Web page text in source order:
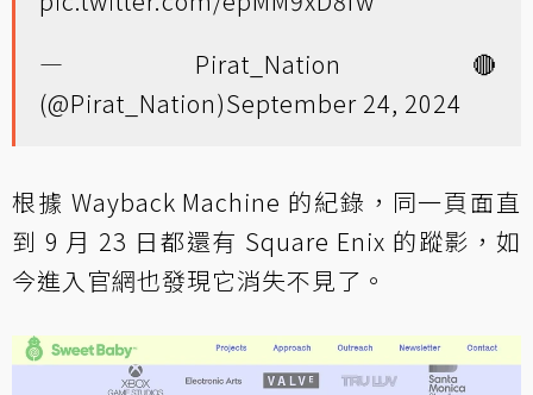
— Pirat_Nation 🔴
(@Pirat_Nation)September 24, 2024
根據 Wayback Machine 的紀錄，同一頁面直
到 9 月 23 日都還有 Square Enix 的蹤影，如
今進入官網也發現它消失不見了。